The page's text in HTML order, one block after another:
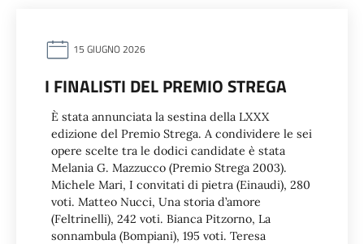
15 GIUGNO 2026
I FINALISTI DEL PREMIO STREGA
È stata annunciata la sestina della LXXX
edizione del Premio Strega. A condividere le sei
opere scelte tra le dodici candidate è stata
Melania G. Mazzucco (Premio Strega 2003).
Michele Mari, I convitati di pietra (Einaudi), 280
voti. Matteo Nucci, Una storia d’amore
(Feltrinelli), 242 voti. Bianca Pitzorno, La
sonnambula (Bompiani), 195 voti. Teresa